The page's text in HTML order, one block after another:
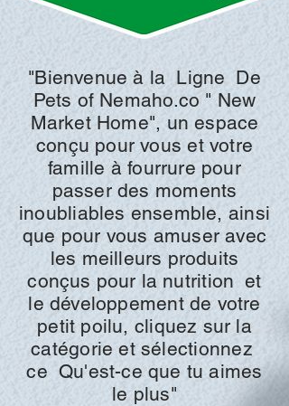
"Bienvenue à la Ligne De
Pets of Nemaho.co " New
Market Home", un espace
conçu pour vous et votre
famille à fourrure pour
passer des moments
inoubliables ensemble, ainsi
que pour vous amuser avec
les meilleurs produits
conçus pour la nutrition et
le développement de votre
petit poilu, cliquez sur la
catégorie et sélectionnez
ce Qu'est-ce que tu aimes
le plus"